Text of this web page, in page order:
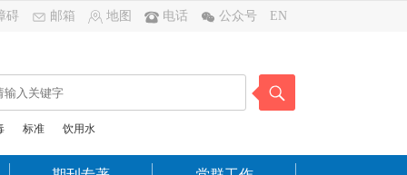
碍 邮箱 地图 电话 公众号 EN
标准 饮用水